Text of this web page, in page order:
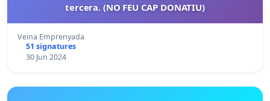
tercera. (NO FEU CAP DONATIU)
Veina Emprenyada
51 signatures
30 Jun 2024